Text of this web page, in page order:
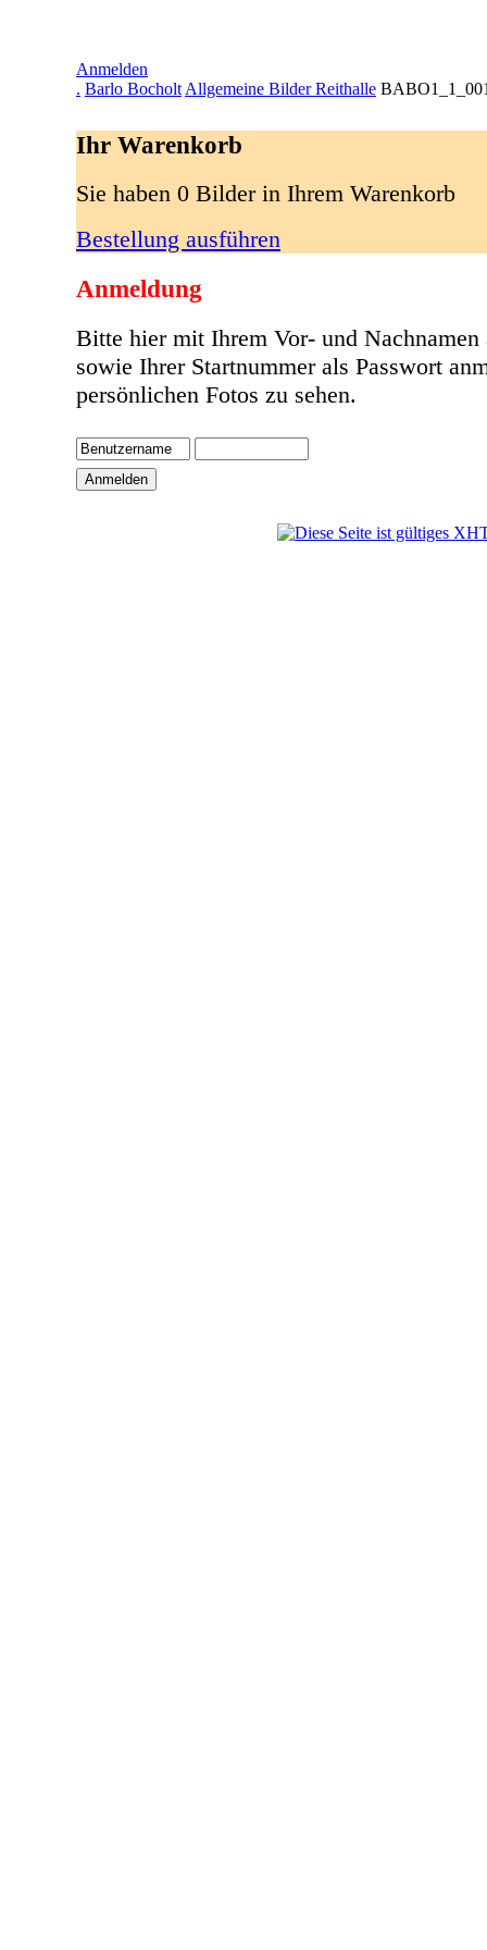
Anmelden
. Barlo Bocholt Allgemeine Bilder Reithalle
Ihr Warenkorb
Sie haben 0 Bilder in Ihrem Warenkorb
Bestellung ausführen
Anmeldung
Bitte hier mit Ihrem Vor- und Nachnamen
sowie Ihrer Startnummer als Passwort
persönlichen Fotos zu sehen.